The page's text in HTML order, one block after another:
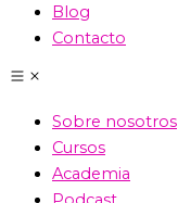
Blog
Contacto
Sobre nosotros
Cursos
Academia